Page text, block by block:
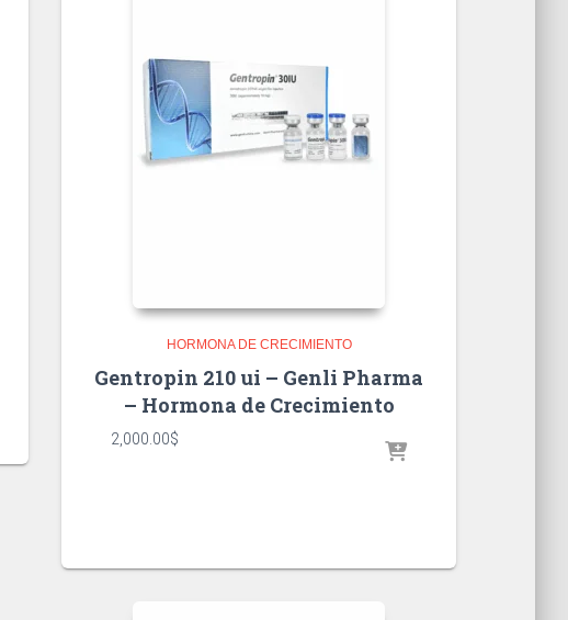
HORMONA DE CRECIMIENTO
Gentropin 210 ui – Genli Pharma
– Hormona de Crecimiento
2,000.00$